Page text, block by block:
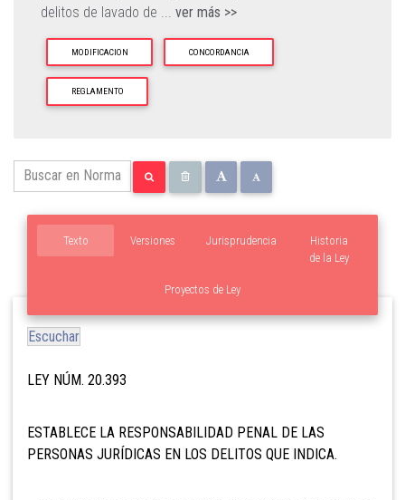
delitos de lavado de ... ver más >>
MODIFICACION CONCORDANCIA
REGLAMENTO
Texto Versiones
Proyectos de Ley
Jurisprudencia
Historia
de la Ley
Escuchar
LEY NÚM. 20.393
ESTABLECE LA RESPONSABILIDAD PENAL DE LAS
PERSONAS JURÍDICAS EN LOS DELITOS QUE INDICA.